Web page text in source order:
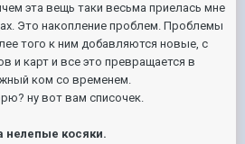
эта вещь таки весьма приелась мне
Это накопление проблем. Проблемы
того к ним добавляются новые, с
и карт и все это превращается в
ком со временем.
ну вот вам списочек.
нелепые косяки.